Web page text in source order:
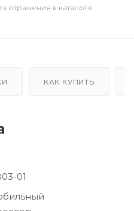
отражения в каталоге
КАК КУПИТЬ
01